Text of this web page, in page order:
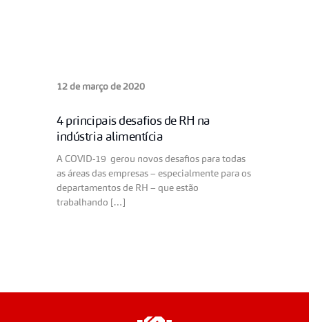
12 de março de 2020
4 principais desafios de RH na
indústria alimentícia
A COVID-19 gerou novos desafios para todas
as áreas das empresas – especialmente para os
departamentos de RH – que estão
trabalhando […]